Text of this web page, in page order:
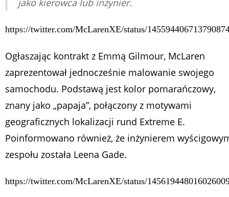
https://twitter.com/McLarenXE/status/
Ogłaszając kontrakt z Emmą Gilmour, McLaren
zaprezentował jednocześnie malowanie swojego
samochodu. Podstawą jest kolor pomarańczowy,
znany jako „papaja”, połączony z motywami
geograficznych lokalizacji rund Extreme E.
Poinformowano również, że inżynierem
zespołu została Leena Gade.
https://twitter.com/McLarenXE/status/